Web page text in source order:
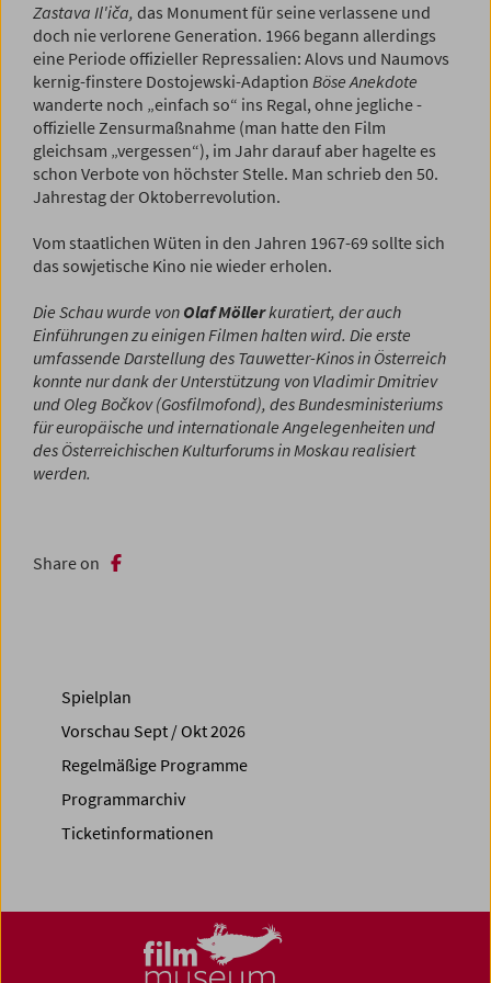
Zastava Il'iča, das Monument für seine verlassene und
doch nie verlorene Generation. 1966 begann allerdings
eine Periode offizieller Repressalien: Alovs und Naumovs
kernig-finstere Dostojewski-Adaption Böse Anekdote
wanderte noch „einfach so“ ins Regal, ohne jegliche ­
offizielle Zensurmaßnahme (man hatte den Film
gleichsam „vergessen“), im Jahr darauf aber hagelte es
schon Verbote von höchster Stelle. Man schrieb den 50.
Jahrestag der Oktoberrevolution.
Vom staatlichen Wüten in den Jahren 1967-69 sollte sich
das sowjetische Kino nie wieder erholen.
Die Schau wurde von Olaf Möllerkuratiert, der auch
Einführungen zu einigen Filmen halten wird. Die erste
umfassende Darstellung des Tauwetter-Kinos in Österreich
konnte nur dank der Unterstützung von Vladimir Dmitriev
und Oleg Bočkov (Gosfilmofond), des Bundesministeriums
für europäische und internationale Angelegenheiten und
des Österreichischen Kulturforums in Moskau realisiert
werden.
Share on
Spielplan
Vorschau Sept / Okt 2026
Regelmäßige Programme
Programmarchiv
Ticketinformationen